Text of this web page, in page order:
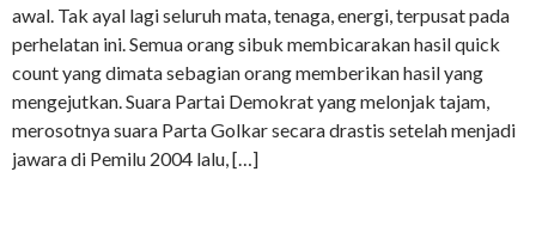
awal. Tak ayal lagi seluruh mata, tenaga, energi, terpusat pada
perhelatan ini. Semua orang sibuk membicarakan hasil quick
count yang dimata sebagian orang memberikan hasil yang
mengejutkan. Suara Partai Demokrat yang melonjak tajam,
merosotnya suara Parta Golkar secara drastis setelah menjadi
jawara di Pemilu 2004 lalu, […]